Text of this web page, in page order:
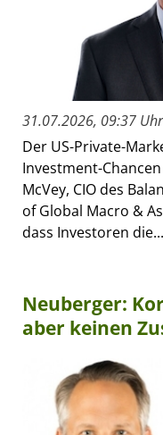
31.07.2026, 09:37 Uhr
Der US-Private-
Investment-
McVey, CIO des
of Global Macro &
dass Investoren die...
Neuberger:
aber keinen